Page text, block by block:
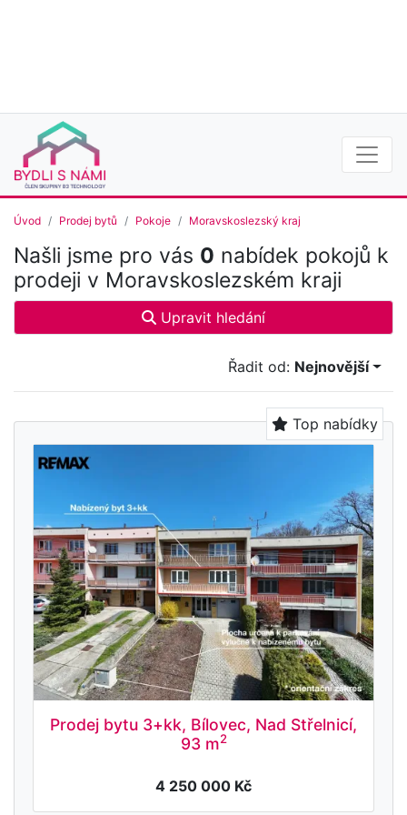
Úvod Prodej bytů Pokoje Moravskoslezský kraj
Našli jsme pro vás 0 nabídek pokojů k
prodeji v Moravskoslezském kraji
Upravit hledání
Řadit od: Nejnovější
Top nabídky
Prodej bytu 3+kk, Bílovec, Nad Střelnicí,
93 m2
4 250 000 Kč